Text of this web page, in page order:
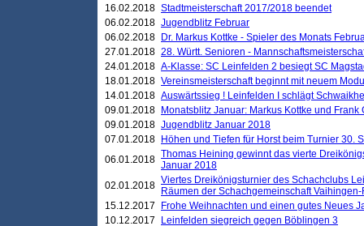
16.02.2018 Stadtmeisterschaft 2017/2018 beendet
06.02.2018 Jugendblitz Februar
06.02.2018
Dr. Markus Kottke - Spieler des Monats
27.01.2018 28. Württ. Senioren -
24.01.2018 A-Klasse: SC Leinfelden 2 besiegt SC
18.01.2018 Vereinsmeisterschaft beginnt mit neuem
14.01.2018 Auswärtssieg ! Leinfelden I schlägt
09.01.2018
Monatsblitz Januar: Markus Kottke und
09.01.2018 Jugendblitz Januar 2018
07.01.2018
Höhen und Tiefen für Horst beim Turnier 30.
06.01.2018 Thomas Heining gewinnt das vierte
Januar 2018
02.01.2018 Viertes Dreikönigsturnier des Schachclubs
Räumen der Schachgemeinschaft
15.12.2017
Frohe Weihnachten und einen gutes Neues
10.12.2017
Leinfelden siegreich gegen Böblingen 3